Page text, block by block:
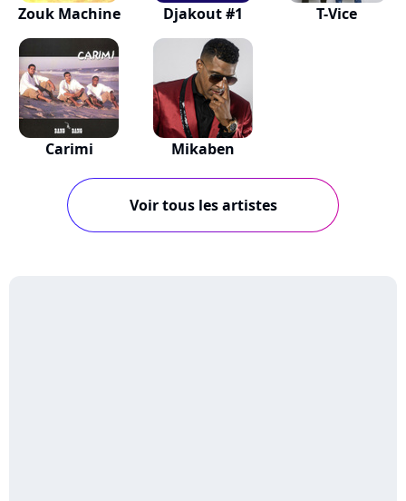
Zouk Machine Djakout #1 T-Vice
Carimi Mikaben
Voir tous les artistes